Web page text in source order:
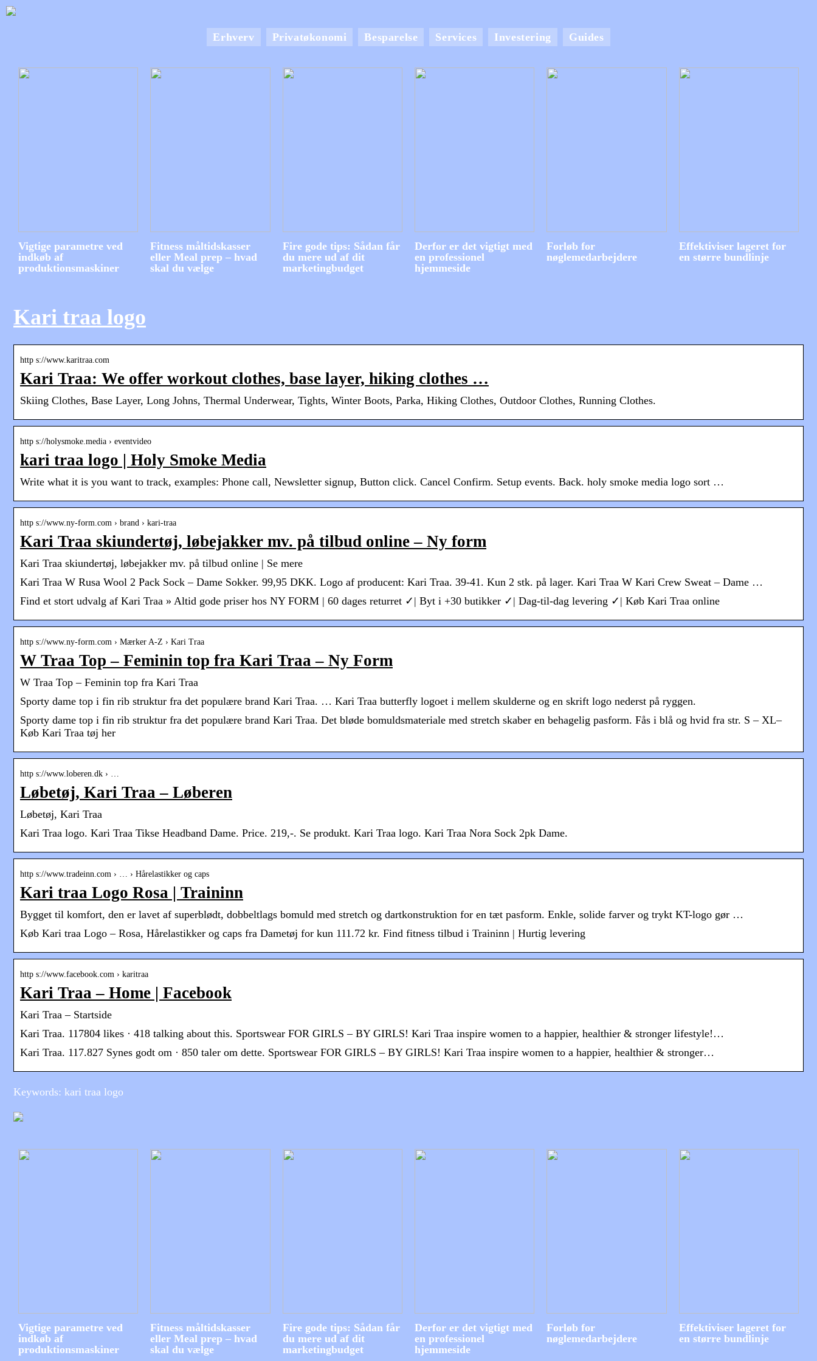
Erhverv Privatøkonomi Besparelse Services Investering Guides
Vigtige parametre ved
indkøb af
produktionsmaskiner
Fitness måltidskasser
eller Meal prep – hvad
skal du vælge
Fire gode tips: Sådan får
du mere ud af dit
marketingbudget
Derfor er det vigtigt med
en professionel
hjemmeside
Forløb for
nøglemedarbejdere
Effektiviser lageret for
en større bundlinje
Kari traa logo
http s://www.karitraa.com
Kari Traa: We offer workout clothes, base layer, hiking clothes …
Skiing Clothes, Base Layer, Long Johns, Thermal Underwear, Tights, Winter Boots, Parka, Hiking Clothes, Outdoor Clothes, Running Clothes.
http s://holysmoke.media › eventvideo
kari traa logo | Holy Smoke Media
Write what it is you want to track, examples: Phone call, Newsletter signup, Button click. Cancel Confirm. Setup events. Back. holy smoke media logo sort …
http s://www.ny-form.com › brand › kari-traa
Kari Traa skiundertøj, løbejakker mv. på tilbud online – Ny form
Kari Traa skiundertøj, løbejakker mv. på tilbud online | Se mere
Kari Traa W Rusa Wool 2 Pack Sock – Dame Sokker. 99,95 DKK. Logo af producent: Kari Traa. 39-41. Kun 2 stk. på lager. Kari Traa W Kari Crew Sweat – Dame …
Find et stort udvalg af Kari Traa » Altid gode priser hos NY FORM | 60 dages returret ✓| Byt i +30 butikker ✓| Dag-til-dag levering ✓| Køb Kari Traa online
http s://www.ny-form.com › Mærker A-Z › Kari Traa
W Traa Top – Feminin top fra Kari Traa – Ny Form
W Traa Top – Feminin top fra Kari Traa
Sporty dame top i fin rib struktur fra det populære brand Kari Traa. … Kari Traa butterfly logoet i mellem skulderne og en skrift logo nederst på ryggen.
Sporty dame top i fin rib struktur fra det populære brand Kari Traa. Det bløde bomuldsmateriale med stretch skaber en behagelig pasform. Fås i blå og hvid fra str. S – XL–
Køb Kari Traa tøj her
http s://www.loberen.dk › …
Løbetøj, Kari Traa – Løberen
Løbetøj, Kari Traa
Kari Traa logo. Kari Traa Tikse Headband Dame. Price. 219,-. Se produkt. Kari Traa logo. Kari Traa Nora Sock 2pk Dame.
http s://www.tradeinn.com › … › Hårelastikker og caps
Kari traa Logo Rosa | Traininn
Bygget til komfort, den er lavet af superblødt, dobbeltlags bomuld med stretch og dartkonstruktion for en tæt pasform. Enkle, solide farver og trykt KT-logo gør …
Køb Kari traa Logo – Rosa, Hårelastikker og caps fra Dametøj for kun 111.72 kr. Find fitness tilbud i Traininn | Hurtig levering
http s://www.facebook.com › karitraa
Kari Traa – Home | Facebook
Kari Traa – Startside
Kari Traa. 117804 likes · 418 talking about this. Sportswear FOR GIRLS – BY GIRLS! Kari Traa inspire women to a happier, healthier & stronger lifestyle!…
Kari Traa. 117.827 Synes godt om · 850 taler om dette. Sportswear FOR GIRLS – BY GIRLS! Kari Traa inspire women to a happier, healthier & stronger…
Keywords: kari traa logo
Vigtige parametre ved
indkøb af
produktionsmaskiner
Fitness måltidskasser
eller Meal prep – hvad
skal du vælge
Fire gode tips: Sådan får
du mere ud af dit
marketingbudget
Derfor er det vigtigt med
en professionel
hjemmeside
Forløb for
nøglemedarbejdere
Effektiviser lageret for
en større bundlinje